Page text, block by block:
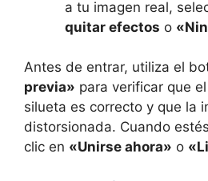
a tu imagen real,
quitar efectos o
Antes de entrar, utiliza el
previa» para verificar que
silueta es correcto y que la
distorsionada. Cuando
clic en «Unirse ahora» o